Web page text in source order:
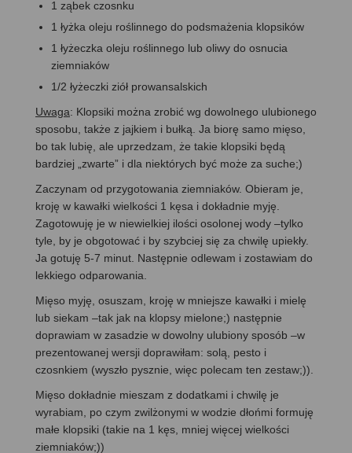
1 ząbek czosnku
1 łyżka oleju roślinnego do podsmażenia klopsików
1 łyżeczka oleju roślinnego lub oliwy do osnucia
ziemniaków
1/2 łyżeczki ziół prowansalskich
Uwaga: Klopsiki można zrobić wg dowolnego ulubionego
sposobu, także z jajkiem i bułką. Ja biorę samo mięso,
bo tak lubię, ale uprzedzam, że takie klopsiki będą
bardziej „zwarte” i dla niektórych być może za suche;)
Zaczynam od przygotowania ziemniaków. Obieram je,
kroję w kawałki wielkości 1 kęsa i dokładnie myję.
Zagotowuję je w niewielkiej ilości osolonej wody –tylko
tyle, by je obgotować i by szybciej się za chwilę upiekły.
Ja gotuję 5-7 minut. Następnie odlewam i zostawiam do
lekkiego odparowania.
Mięso myję, osuszam, kroję w mniejsze kawałki i mielę
lub siekam –tak jak na klopsy mielone;) następnie
doprawiam w zasadzie w dowolny ulubiony sposób –w
prezentowanej wersji doprawiłam: solą, pesto i
czosnkiem (wyszło pysznie, więc polecam ten zestaw;)).
Mięso dokładnie mieszam z dodatkami i chwilę je
wyrabiam, po czym zwilżonymi w wodzie dłońmi formuję
małe klopsiki (takie na 1 kęs, mniej więcej wielkości
ziemniaków;))